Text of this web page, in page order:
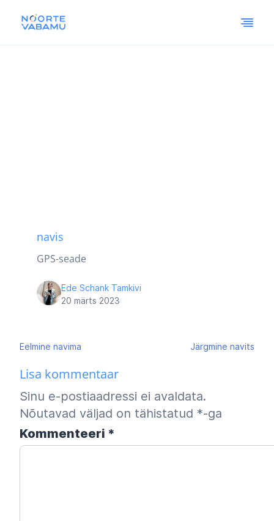
navis
GPS-seade
Ede Schank Tamkivi
20 märts 2023
Navigeerimine
Eelmine navima Järgmine navits
Lisa kommentaar
Sinu e-postiaadressi ei avaldata.
Nõutavad väljad on tähistatud *-ga
Kommenteeri *